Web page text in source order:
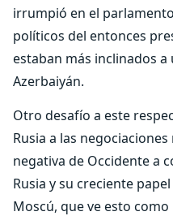
irrumpió en el
políticos del entonces
estaban más inclinados
Azerbaiyán.
Otro desafío a este
Rusia a las
negativa de Occidente a
Rusia y su creciente
Moscú, que ve esto